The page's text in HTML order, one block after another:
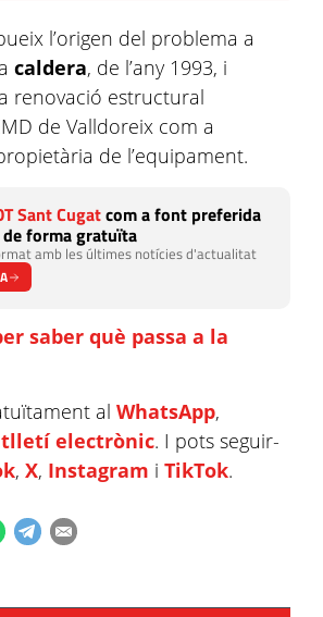
l’origen del problema a
caldera, de l’any 1993, i
renovació estructural
de Valldoreix com a
de l’equipament.
Sant Cugatcom a font preferida
de forma gratuïta
amb les últimes notícies d'actualitat
saber què passa a la
al WhatsApp,
electrònic. I pots seguir-
, X, Instagram i TikTok.